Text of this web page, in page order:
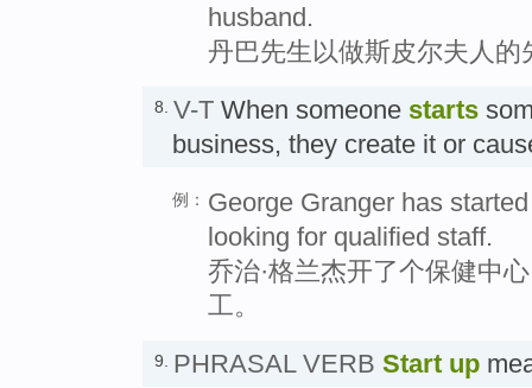
husband.
丹巴先生以做斯皮尔夫人
8. V-T When someone starts
business, they create it or
例： George Granger has
looking for qualified staff.
乔治·格兰杰开了个保健中
工。
9. PHRASAL VERB Start up